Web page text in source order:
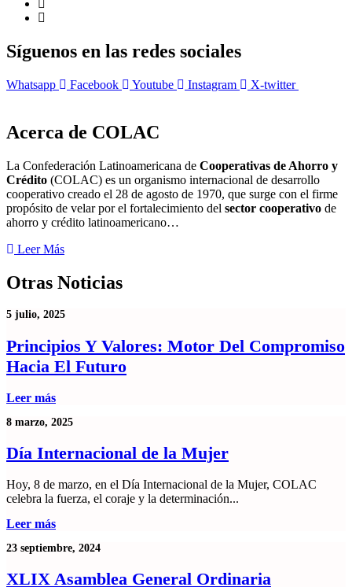
Síguenos en las redes sociales
Whatsapp Facebook Youtube Instagram X-twitter
Acerca de COLAC
La Confederación Latinoamericana de Cooperativas de Ahorro y
Crédito (COLAC) es un organismo internacional de desarrollo
cooperativo creado el 28 de agosto de 1970, que surge con el firme
propósito de velar por el fortalecimiento del sector cooperativo de
ahorro y crédito latinoamericano…
Leer Más
Otras Noticias
5 julio, 2025
Principios Y Valores: Motor Del Compromiso
Hacia El Futuro
Leer más
8 marzo, 2025
Día Internacional de la Mujer
Hoy, 8 de marzo, en el Día Internacional de la Mujer, COLAC
celebra la fuerza, el coraje y la determinación...
Leer más
23 septiembre, 2024
XLIX Asamblea General Ordinaria